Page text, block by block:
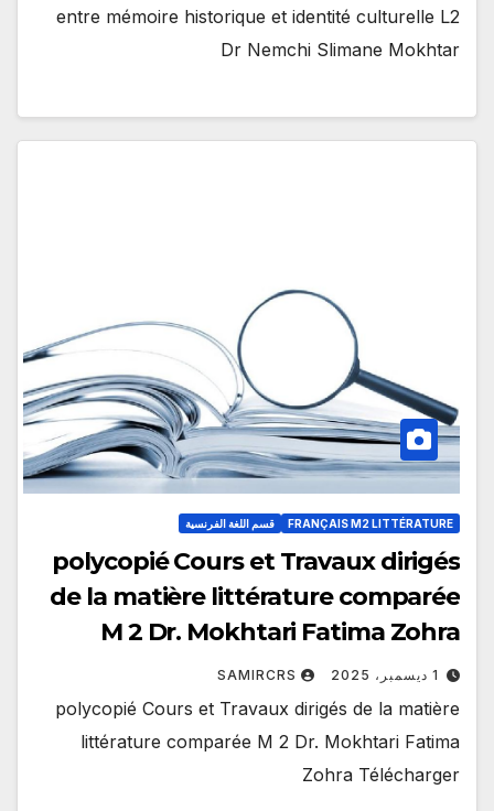
entre mémoire historique et identité culturelle L2
Dr Nemchi Slimane Mokhtar
FRANÇAIS M2 LITTÉRATURE قسم اللغة الفرنسية
polycopié Cours et Travaux dirigés
de la matière littérature comparée
M 2 Dr. Mokhtari Fatima Zohra
1 ديسمبر، 2025 SAMIRCRS
polycopié Cours et Travaux dirigés de la matière
littérature comparée M 2 Dr. Mokhtari Fatima
Zohra Télécharger